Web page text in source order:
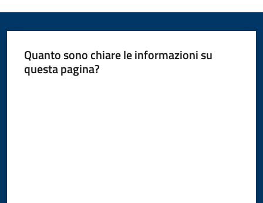
Quanto sono chiare le informazioni su
questa pagina?